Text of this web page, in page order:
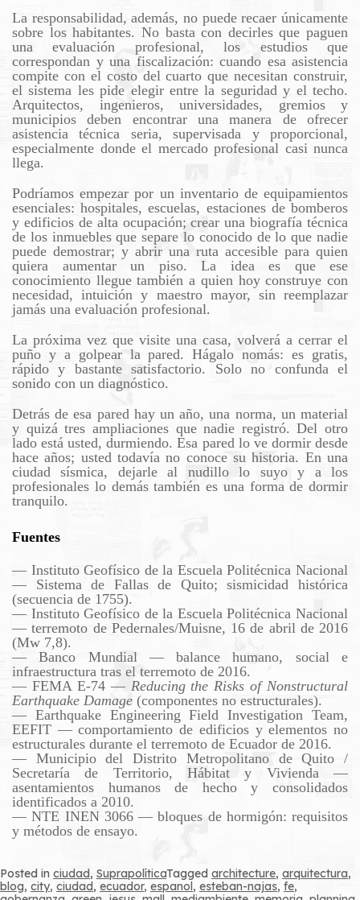
La responsabilidad, además, no puede recaer únicamente
sobre los habitantes. No basta con decirles que paguen
una evaluación profesional, los estudios que
correspondan y una fiscalización: cuando esa asistencia
compite con el costo del cuarto que necesitan construir,
el sistema les pide elegir entre la seguridad y el techo.
Arquitectos, ingenieros, universidades, gremios y
municipios deben encontrar una manera de ofrecer
asistencia técnica seria, supervisada y proporcional,
especialmente donde el mercado profesional casi nunca
llega.
Podríamos empezar por un inventario de equipamientos
esenciales: hospitales, escuelas, estaciones de bomberos
y edificios de alta ocupación; crear una biografía técnica
de los inmuebles que separe lo conocido de lo que nadie
puede demostrar; y abrir una ruta accesible para quien
quiera aumentar un piso. La idea es que ese
conocimiento llegue también a quien hoy construye con
necesidad, intuición y maestro mayor, sin reemplazar
jamás una evaluación profesional.
La próxima vez que visite una casa, volverá a cerrar el
puño y a golpear la pared. Hágalo nomás: es gratis,
rápido y bastante satisfactorio. Solo no confunda el
sonido con un diagnóstico.
Detrás de esa pared hay un año, una norma, un material
y quizá tres ampliaciones que nadie registró. Del otro
lado está usted, durmiendo. Esa pared lo ve dormir desde
hace años; usted todavía no conoce su historia. En una
ciudad sísmica, dejarle al nudillo lo suyo y a los
profesionales lo demás también es una forma de dormir
tranquilo.
Fuentes
— Instituto Geofísico de la Escuela Politécnica Nacional
— Sistema de Fallas de Quito; sismicidad histórica
(secuencia de 1755).
— Instituto Geofísico de la Escuela Politécnica Nacional
— terremoto de Pedernales/Muisne, 16 de abril de 2016
(Mw 7,8).
— Banco Mundial — balance humano, social e
infraestructura tras el terremoto de 2016.
— FEMA E-74 — Reducing the Risks of Nonstructural
Earthquake Damage (componentes no estructurales).
— Earthquake Engineering Field Investigation Team,
EEFIT — comportamiento de edificios y elementos no
estructurales durante el terremoto de Ecuador de 2016.
— Municipio del Distrito Metropolitano de Quito /
Secretaría de Territorio, Hábitat y Vivienda —
asentamientos humanos de hecho y consolidados
identificados a 2010.
— NTE INEN 3066 — bloques de hormigón: requisitos
y métodos de ensayo.
Posted in ciudad, SuprapolíticaTagged architecture, arquitectura,
blog, city, ciudad, ecuador, espanol, esteban-najas, fe,